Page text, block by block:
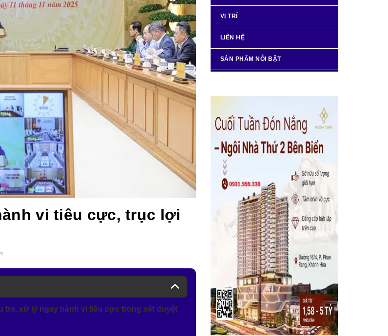
vi tiêu cực, trục lợi
tra, xử lý ngay hành vi tiêu cực trong xét duyệt
VỊ TRÍ
LIÊN HỆ
SẢN PHẨM NỖI BẬT